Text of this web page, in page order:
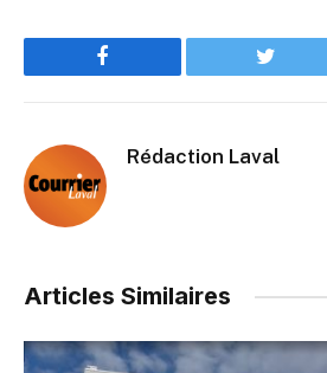
Facebook Twitter
Rédaction Laval
Articles Similaires